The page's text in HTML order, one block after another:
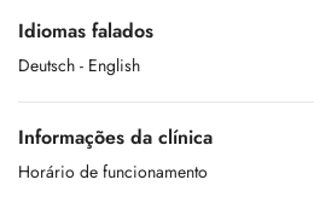
Idiomas falados
Deutsch - English
Informações da clínica
Horário de funcionamento